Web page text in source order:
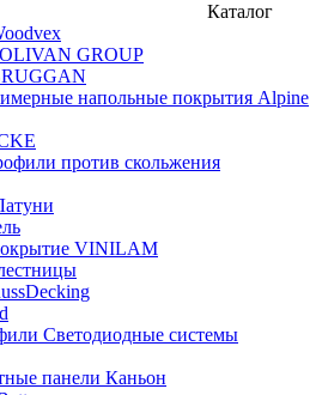
Каталог
GROUP
напольные покрытия Alpine
против скольжения
VINILAM
Светодиодные системы
панели Каньон